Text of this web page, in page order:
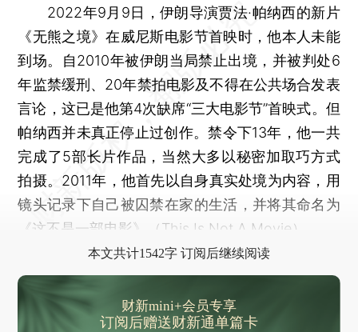
2022年9月9日，伊朗导演贾法·帕纳西的新片
《无熊之境》在威尼斯电影节首映时，他本人未能
到场。自2010年被伊朗当局禁止出境，并被判处6
年监禁缓刑、20年禁拍电影及不得在公共场合发表
言论，这已是他第4次缺席“三大电影节”首映式。但
帕纳西并未真正停止过创作。禁令下13年，他一共
完成了5部长片作品，当然大多以秘密加取巧方式
拍摄。2011年，他首先以自身真实处境为内容，用
镜头记录下自己被囚禁在家的生活，并将其命名为
《这不是一部电影》（This Is Not A Movie）。
本文共计1542字 订阅后继续阅读
财新mini+会员专享
订阅后赠送财新通单篇卡